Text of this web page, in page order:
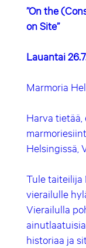
”On the
on Site”
Lauantai
Marmoria
Harva
Helsingissä,
Tule taiteilija
vierailulle
Vierailulla
historiaa ja